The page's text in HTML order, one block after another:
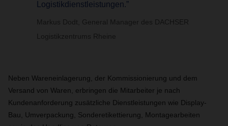
Logistikdienstleistungen.”
Markus Dodt, General Manager des DACHSER
Logistikzentrums Rheine
Neben Wareneinlagerung, der Kommissionierung und dem
Versand von Waren, erbringen die Mitarbeiter je nach
Kundenanforderung zusätzliche Dienstleistungen wie Display-
Bau, Umverpackung, Sonderetikettierung, Montagearbeiten